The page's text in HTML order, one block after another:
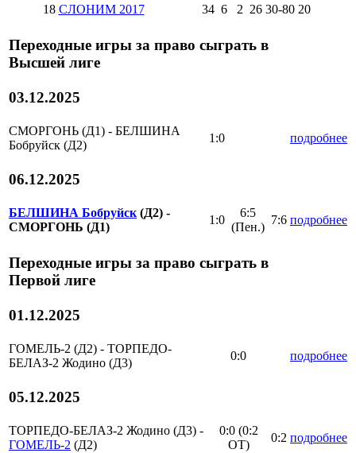
18 СЛОНИМ 2017 34 6 2 26 30-80 20
Переходные игры за право сыграть в
Высшей лиге
03.12.2025
СМОРГОНЬ (Д1) - БЕЛШИНА
Бобруйск (Д2)
1:0 подробнее
06.12.2025
БЕЛШИНА Бобруйск (Д2) -
СМОРГОНЬ (Д1)
1:0
6:5
(Пен.)
7:6 подробнее
Переходные игры за право сыграть в
Первой лиге
01.12.2025
ГОМЕЛЬ-2 (Д2) - ТОРПЕДО-
БЕЛАЗ-2 Жодино (Д3)
0:0 подробнее
05.12.2025
ТОРПЕДО-БЕЛАЗ-2 Жодино (Д3) -
ГОМЕЛЬ-2 (Д2)
0:0 (0:2
OT)
0:2 подробнее